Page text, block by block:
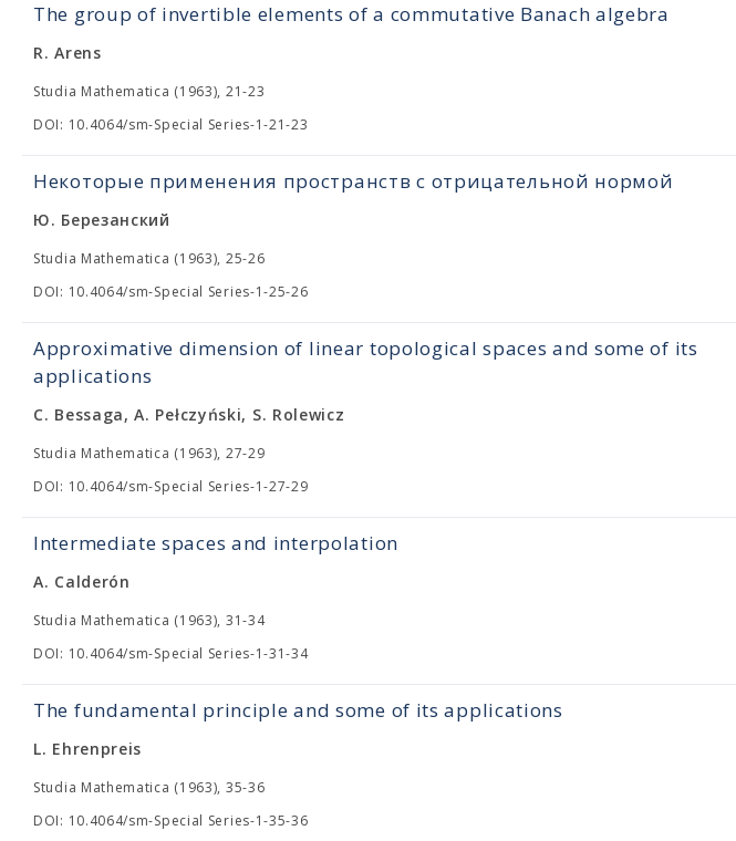
The group of invertible elements of a commutative Banach algebra
R. Arens
Studia Mathematica (1963), 21-23
DOI: 10.4064/sm-Special Series-1-21-23
Некоторые применения пространств с отрицательной нормой
Ю. Березанский
Studia Mathematica (1963), 25-26
DOI: 10.4064/sm-Special Series-1-25-26
Approximative dimension of linear topological spaces and some of its
applications
C. Bessaga, A. Pełczyński, S. Rolewicz
Studia Mathematica (1963), 27-29
DOI: 10.4064/sm-Special Series-1-27-29
Intermediate spaces and interpolation
A. Calderón
Studia Mathematica (1963), 31-34
DOI: 10.4064/sm-Special Series-1-31-34
The fundamental principle and some of its applications
L. Ehrenpreis
Studia Mathematica (1963), 35-36
DOI: 10.4064/sm-Special Series-1-35-36